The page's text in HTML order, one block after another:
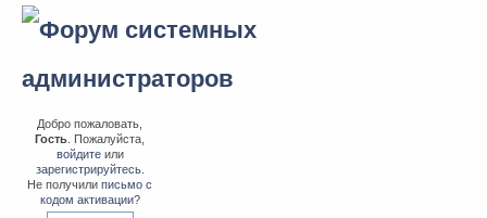
Добро пожаловать,
Гость . Пожалуйста,
войдитеили
зарегистрируйтесь.
Не получилиписьмо с
кодом активации?